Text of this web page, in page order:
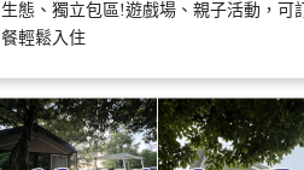
生態、獨立包區!遊戲場、親子活動，可訂
餐輕鬆入住